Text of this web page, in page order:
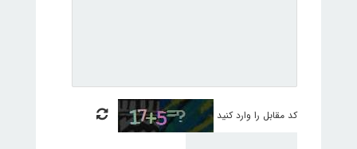
کد مقابل را وارد کنید